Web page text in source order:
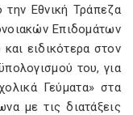
Εθνική Τράπεζα
Επιδομάτων
ειδικότερα στον
του, για
Γεύματα» στα
με τις διατάξεις